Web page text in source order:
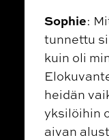
Sophie:
tunnettu
kuin oli
heidän
yksilöihin
aivan